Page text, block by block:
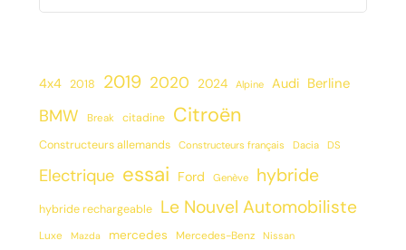
4x4 2018 2019 2020 2024 Alpine Audi Berline
BMW Break citadine Citroën
Constructeurs allemands Constructeurs français Dacia DS
Electrique essai Ford Genève hybride
hybride rechargeable Le Nouvel Automobiliste
Luxe Mazda mercedes Mercedes-Benz Nissan